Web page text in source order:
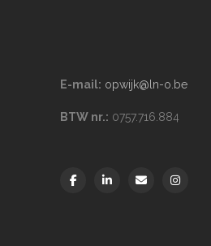
E-mail: opwijk@ln-o.be
BTW nr.: 0757.716.884